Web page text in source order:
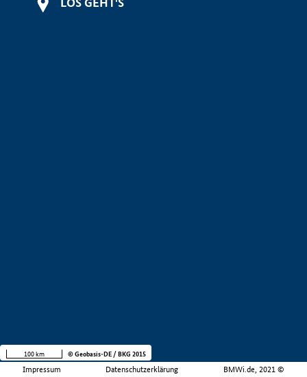
Impressum Datenschutzerklärung BMWi.de, 2021 ©
100 km © Geobasis-DE / BKG 2015